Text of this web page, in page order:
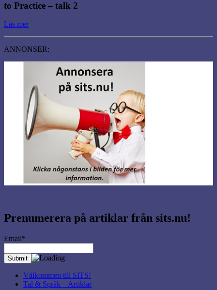
to Practice – talk 2
Läs mer
ANNONSER:
Prenumerera på artiklar från sits.nu!
Email*
Välkommen till SITS!
Tal & Språk – Artiklar